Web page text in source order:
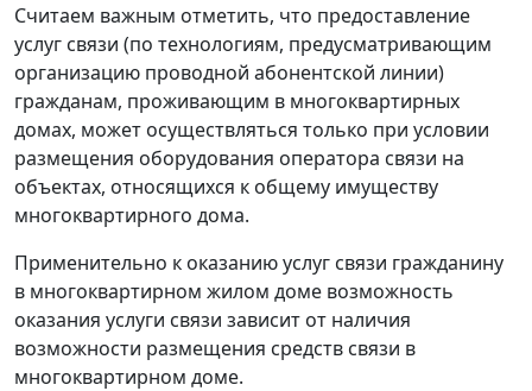
Считаем важным отметить, что предоставление
услуг связи (по технологиям, предусматривающим
организацию проводной абонентской линии)
гражданам, проживающим в многоквартирных
домах, может осуществляться только при условии
размещения оборудования оператора связи на
объектах, относящихся к общему имуществу
многоквартирного дома.
Применительно к оказанию услуг связи гражданину
в многоквартирном жилом доме возможность
оказания услуги связи зависит от наличия
возможности размещения средств связи в
многоквартирном доме.